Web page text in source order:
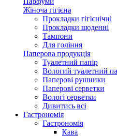
Жіноча гігієна
Прокладки гігієнічні
Прокладки щоденні
Тампони
Для гоління
Паперова продукція
Туалетний папір
Вологий туалетний
Паперові рушники
Паперові серветки
Вологі серветки
Дивитись всі
Гастрономія
Гастрономія
Кава